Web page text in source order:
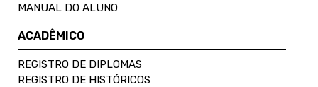
MANUAL DO ALUNO
ACADÊMICO
REGISTRO DE DIPLOMAS
REGISTRO DE HISTÓRICOS